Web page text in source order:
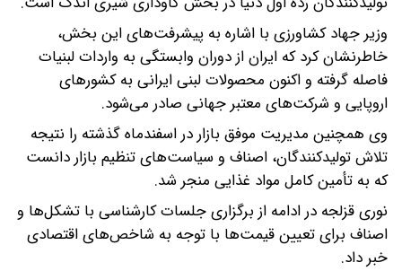
وزیر جهاد کشاورزی با اشاره به پیشرفت‌های این بخش،
خاطرنشان کرد که ایران از دوران وابستگی به واردات لبنیات
فاصله گرفته و اکنون محصولات لبنی ایرانی به کشورهای
اروپایی و شرکت‌های معتبر جهانی صادر می‌شود.
وی همچنین مدیریت موفق بازار در اسفندماه گذشته را نتیجه
تلاش تولیدکنندگان، اصناف و سیاست‌های تنظیم بازار دانست
که به تأمین کامل مواد غذایی منجر شد.
نوری قزلجه در ادامه از برگزاری جلسات کارشناسی با تشکل‌ها و
اصناف برای تعیین قیمت‌ها با توجه به شاخص‌های اقتصادی
خبر داد.